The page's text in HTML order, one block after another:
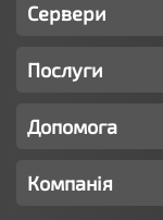
Сервери
Послуги
Допомога
Компанія